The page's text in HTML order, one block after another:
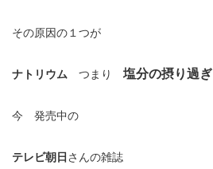
その原因の１つが
ナトリウム つまり 塩分の摂り過ぎ
今 発売中の
テレビ朝日さんの雑誌